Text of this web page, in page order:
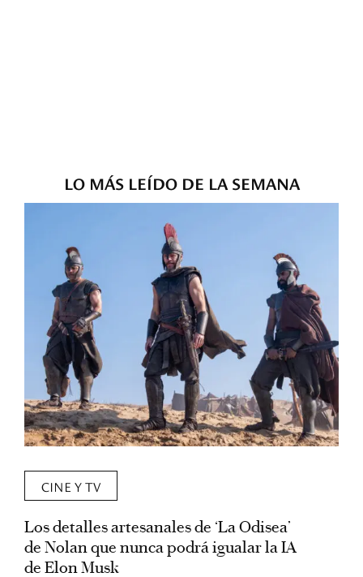
LO MÁS LEÍDO DE LA SEMANA
CINE Y TV
Los detalles artesanales de ‘La Odisea’
de Nolan que nunca podrá igualar la IA
de Elon Musk